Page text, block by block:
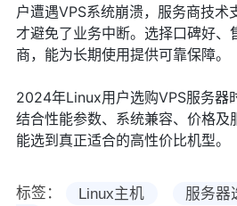
户遭遇VPS系统崩溃，服务商技术
才避免了业务中断。选择口碑好、
商，能为长期使用提供可靠保障。
2024年Linux用户选购VPS服务器
结合性能参数、系统兼容、价格及
能选到真正适合的高性价比机型。
标签： Linux主机 服务器